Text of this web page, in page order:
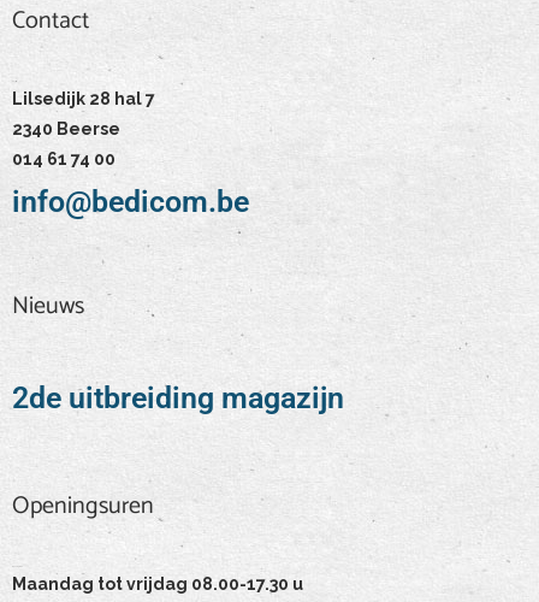
Contact
Lilsedijk 28 hal 7
2340 Beerse
014 61 74 00
info@bedicom.be
Nieuws
2de uitbreiding magazijn
Openingsuren
Maandag tot vrijdag 08.00-17.30 u